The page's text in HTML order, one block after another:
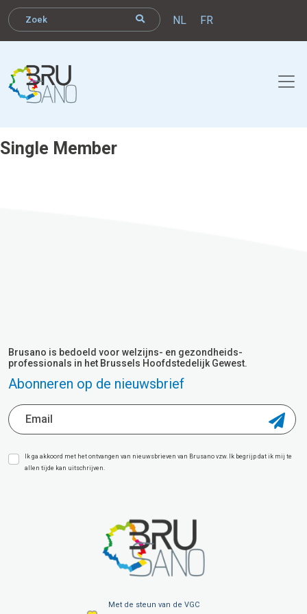
NL FR
Single Member
Brusano is bedoeld voor welzijns- en gezondheids-
professionals in het Brussels Hoofdstedelijk Gewest.
Abonneren op de nieuwsbrief
Ik ga akkoord met het ontvangen van nieuwsbrieven van Brusano vzw. Ik begrijp dat ik mij te
allen tijde kan uitschrijven.
Met de steun van de VGC